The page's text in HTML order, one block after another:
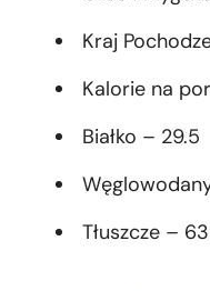
Kraj
Kalorie na
Białko – 29.5
Tłuszcze – 63